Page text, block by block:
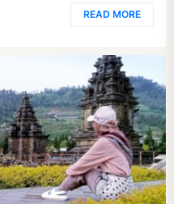
READ MORE